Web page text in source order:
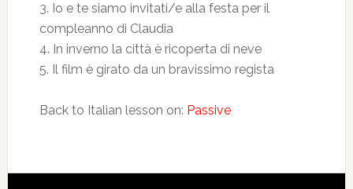
3. Io e te siamo invitati/e alla festa per il
compleanno di Claudia
4. In inverno la città è ricoperta di neve
5. Il film è girato da un bravissimo regista
Back to Italian lesson on: Passive